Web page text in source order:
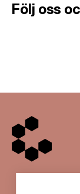
Följ oss